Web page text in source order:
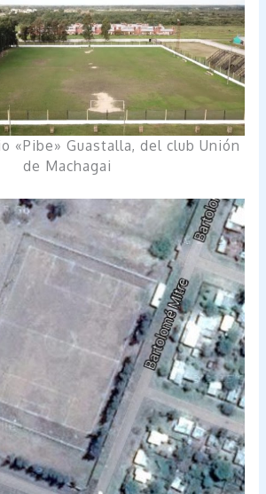
«Pibe» Guastalla, del club Unión
de Machagai